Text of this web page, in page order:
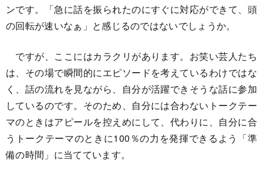
ンです。「急に話を振られたのにすぐに対応ができて、頭
の回転が速いなぁ」と感じるのではないでしょうか。
ですが、ここにはカラクリがあります。お笑い芸人たち
は、その場で瞬間的にエピソードを考えているわけではな
く、話の流れを見ながら、自分が活躍できそうな話に参加
しているのです。そのため、自分には合わないトークテー
マのときはアピールを控えめにして、代わりに、自分に合
うトークテーマのときに100％の力を発揮できるよう「準
備の時間」に当てています。